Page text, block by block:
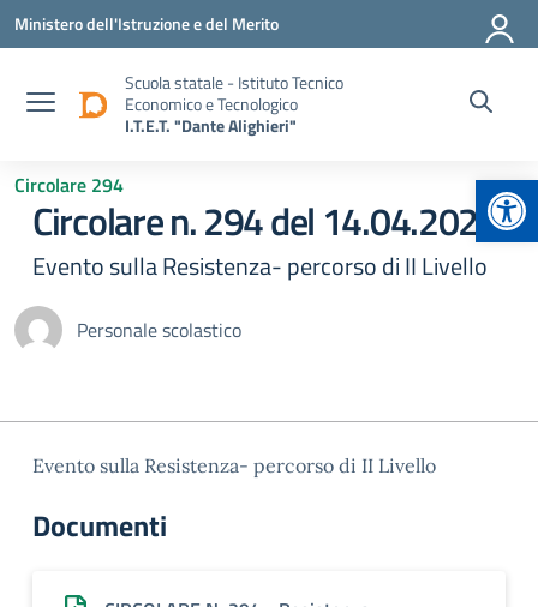
Vai ai contenuti
Vai al menu di navigazione
Vai al footer
Ministero dell'Istruzione e del Merito
Scuola statale - Istituto Tecnico
Economico e Tecnologico
I.T.E.T. "Dante Alighieri"
Circolare 294
Circolare n. 294 del 14.04.2025
Evento sulla Resistenza- percorso di II Livello
Personale scolastico
Evento sulla Resistenza- percorso di II Livello
Documenti